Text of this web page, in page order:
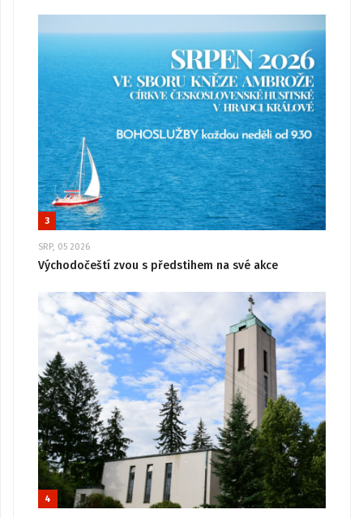
3
SRP, 05 2026
Východočeští zvou s předstihem na své akce
4